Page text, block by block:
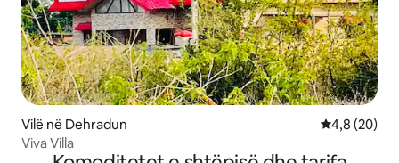
Vilë në Dehradun Vlerësimi
4,8 (20)
Viva Villa